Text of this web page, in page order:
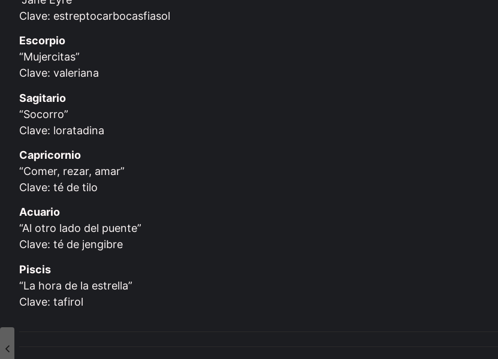
Clave: estreptocarbocasfiasol
Escorpio
“Mujercitas”
Clave: valeriana
Sagitario
“Socorro”
Clave: loratadina
Capricornio
“Comer, rezar, amar”
Clave: té de tilo
Acuario
“Al otro lado del puente”
Clave: té de jengibre
Piscis
“La hora de la estrella”
Clave: tafirol